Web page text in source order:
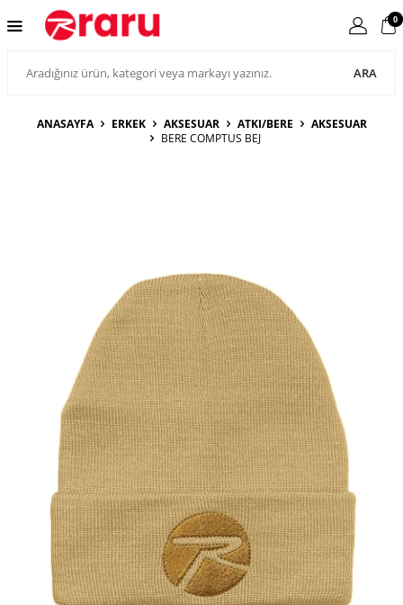
ARA
0
ANASAYFA ERKEK AKSESUAR ATKI/BERE
AKSESUAR
BERE COMPTUS BEJ